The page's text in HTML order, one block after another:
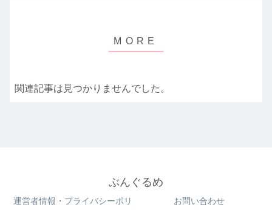
関連記事は見つかりませんでした。
ぶんぐるめ
運営者情報・プライバシーポリ お問い合わせ